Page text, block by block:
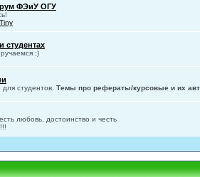
ФЭиУ ОГУ
Tiny
студентах
;)
студентов. Темы про рефераты/курсовые и их
любовь, достоинство и честь